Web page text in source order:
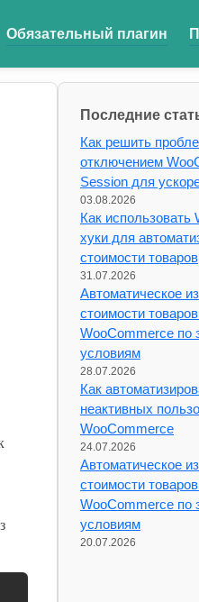
Обязательный плагин
Последние
Как решить
отключением
Session для
03.08.2026
Как использовать
хуки для
стоимости товаров
31.07.2026
Автоматическое
стоимости
WooCommerce по
условиям
28.07.2026
Как
неактивных
WooCommerce
24.07.2026
Автоматическое
стоимости
WooCommerce по
условиям
20.07.2026